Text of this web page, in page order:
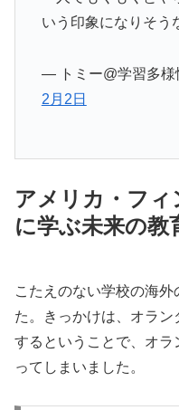
いう印象になりそう
— トミー@学習多様
2月2日
アメリカ・フ
に学ぶ未来の教
こたえのない学校の海
た。きっかけは、オラ
するということで、オ
ってしまいました。